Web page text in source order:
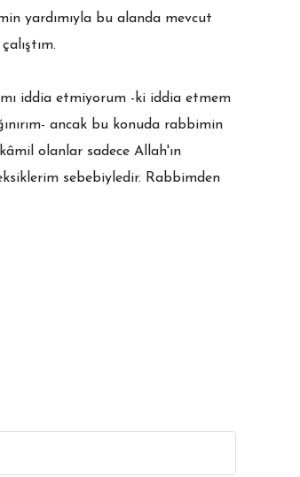
yardımıyla bu alanda mevcut
iddia etmiyorum -ki iddia etmem
ancak bu konuda rabbimin
olanlar sadece Allah'ın
sebebiyledir. Rabbimden